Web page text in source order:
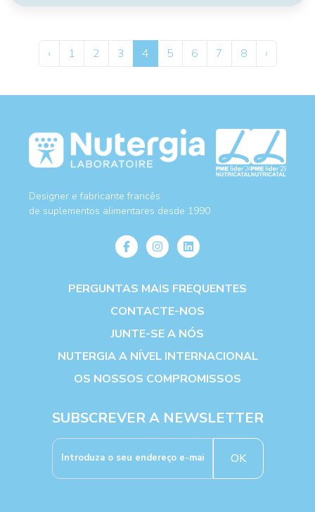
‹ 1 2 3 4 5 6 7 8 ›
Designer e fabricante francês
de suplementos alimentares desde 1990
PERGUNTAS MAIS FREQUENTES
CONTACTE-NOS
JUNTE-SE A NÓS
NUTERGIA A NÍVEL INTERNACIONAL
OS NOSSOS COMPROMISSOS
SUBSCREVER A NEWSLETTER
OK